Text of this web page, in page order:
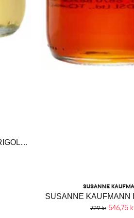
SUSANNE KAUFMANN MARIGOLD BODY OIL
SUSANNE
729 kr 546,75